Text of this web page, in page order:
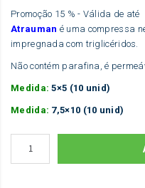
original
era:
é:
Promoção 15 % - Válida de até
Atrauman é uma compressa
impregnada com triglicéridos.
Não contém parafina, é
Medida: 5×5 (10 unid)
Medida: 7,5×10 (10 unid)